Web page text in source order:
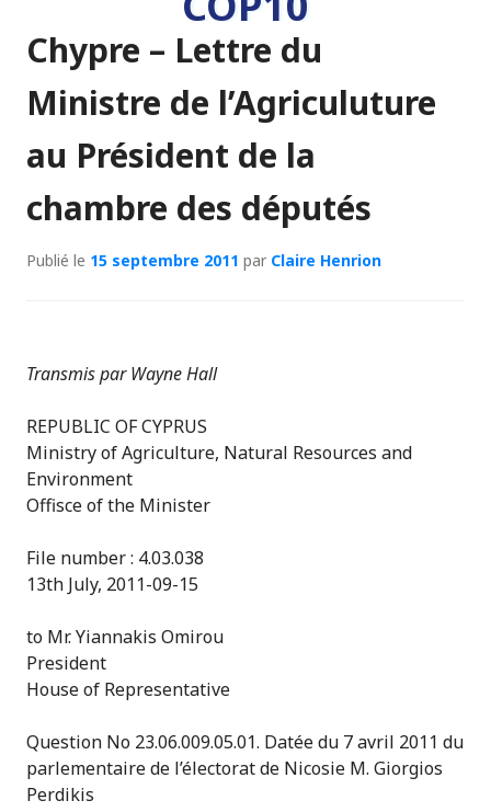
Chypre – Lettre du
Ministre de l’Agriculuture
au Président de la
chambre des députés
Publié le 15 septembre 2011 par Claire Henrion
Transmis par Wayne Hall
REPUBLIC OF CYPRUS
Ministry of Agriculture, Natural Resources and
Environment
Offisce of the Minister
File number : 4.03.038
13th July, 2011-09-15
to Mr. Yiannakis Omirou
President
House of Representative
Question No 23.06.009.05.01. Datée du 7 avril 2011 du
parlementaire de l’électorat de Nicosie M. Giorgios
Perdikis